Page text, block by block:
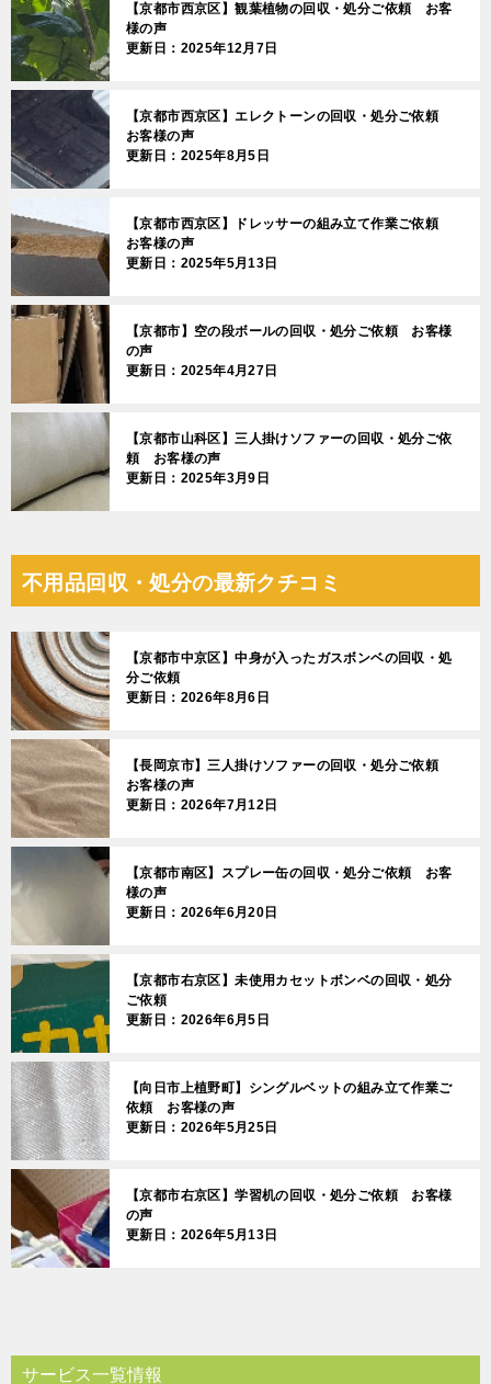
【京都市西京区】観葉植物の回収・処分ご依頼 お客
様の声
更新日：2025年12月7日
【京都市西京区】エレクトーンの回収・処分ご依頼
お客様の声
更新日：2025年8月5日
【京都市西京区】ドレッサーの組み立て作業ご依頼
お客様の声
更新日：2025年5月13日
【京都市】空の段ボールの回収・処分ご依頼 お客様
の声
更新日：2025年4月27日
【京都市山科区】三人掛けソファーの回収・処分ご依
頼 お客様の声
更新日：2025年3月9日
不用品回収・処分の最新クチコミ
【京都市中京区】中身が入ったガスボンベの回収・処
分ご依頼
更新日：2026年8月6日
【長岡京市】三人掛けソファーの回収・処分ご依頼
お客様の声
更新日：2026年7月12日
【京都市南区】スプレー缶の回収・処分ご依頼 お客
様の声
更新日：2026年6月20日
【京都市右京区】未使用カセットボンベの回収・処分
ご依頼
更新日：2026年6月5日
【向日市上植野町】シングルベットの組み立て作業ご
依頼 お客様の声
更新日：2026年5月25日
【京都市右京区】学習机の回収・処分ご依頼 お客様
の声
更新日：2026年5月13日
サービス一覧情報